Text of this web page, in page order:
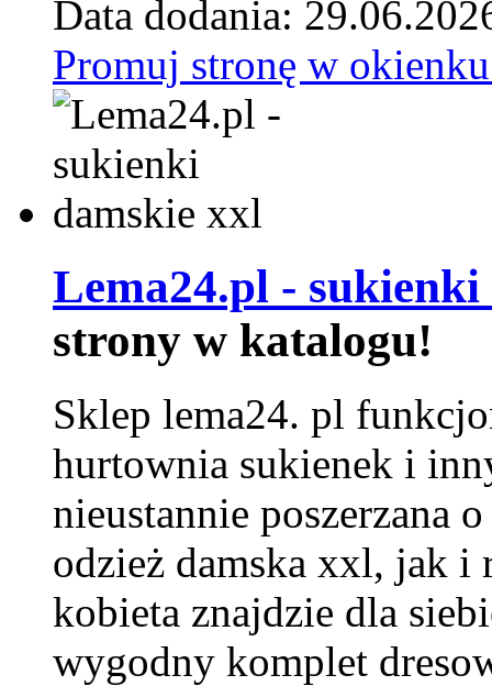
Data dodania:
Promuj stronę w
Lema24.pl -
strony w katalogu!
Sklep lema24. pl
hurtownia sukienek i
nieustannie poszerzana
odzież damska xxl, jak i
kobieta znajdzie dla
wygodny komplet